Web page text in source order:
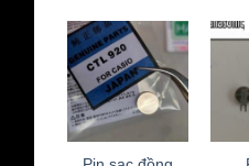
+